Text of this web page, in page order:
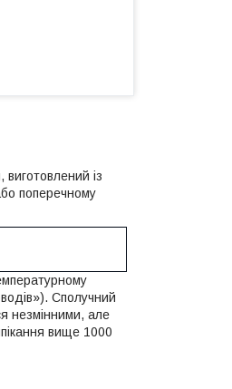
із
поперечному
Сполучний
незмінними, але
вище 1000